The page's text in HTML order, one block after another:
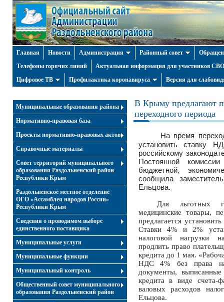
Главная Новости Администрация Районный совет
Телефоны горячих линий
Актуальная информация для участников СВО
Цифровое ТВ
Профилактика коронавируса Версия для
Муниципальные образования района
Нормативно-правовая база
Проекты нормативно-правовых актов
Справочные материалы
Совет территорий муниципального
образования Раздольненский район
Республики Крым
Раздольненское местное отделение
ОГО «Ассамблея народов России»
Республики Крым
Cведения о проводимом выборе
единственного поставщика
Муниципальные услуги
Муниципальные функции
Муниципальный контроль
Общественный совет муниципального
образования Раздольненский район
В Крыму предлагают
переходного периода
На время
установить ставку
российскому
Постоянной
бюджетной,
сообщила
Ельцова.
Для льготных
медицинские товары,
предлагается
Ставки 4% и 2%
налоговой нагрузки
продлить право
кредита до 1 мая.
НДС 4% без права
документы,
кредита в виде счета-
валовых расходов
Ельцова.